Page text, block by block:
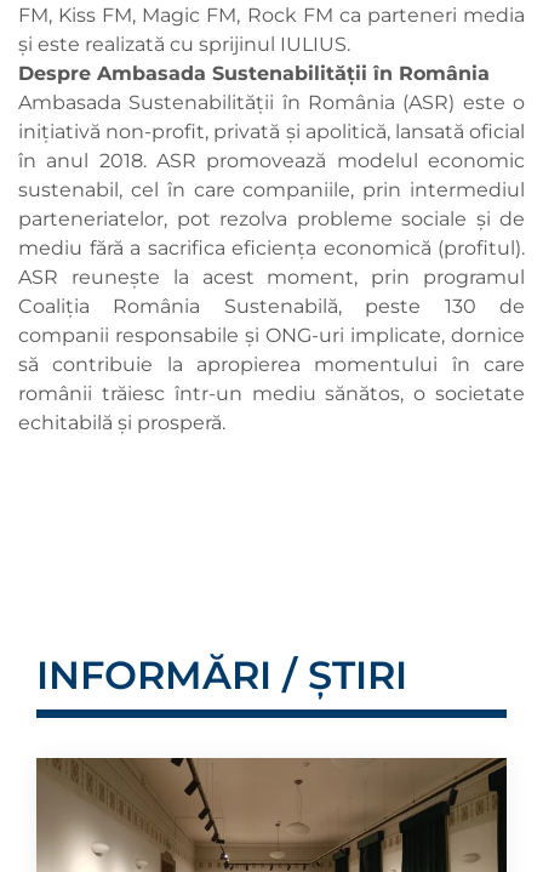
FM, Kiss FM, Magic FM, Rock FM ca parteneri media
și este realizată cu sprijinul IULIUS.
Despre Ambasada Sustenabilității în România
Ambasada Sustenabilității în România (ASR) este o
inițiativă non-profit, privată și apolitică, lansată oficial
în anul 2018. ASR promovează modelul economic
sustenabil, cel în care companiile, prin intermediul
parteneriatelor, pot rezolva probleme sociale și de
mediu fără a sacrifica eficiența economică (profitul).
ASR reunește la acest moment, prin programul
Coaliția România Sustenabilă, peste 130 de
companii responsabile și ONG-uri implicate, dornice
să contribuie la apropierea momentului în care
românii trăiesc într-un mediu sănătos, o societate
echitabilă și prosperă.
INFORMĂRI / ȘTIRI